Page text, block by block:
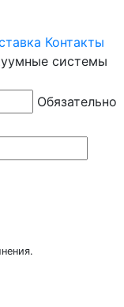
Контакты
системы
Обязательно